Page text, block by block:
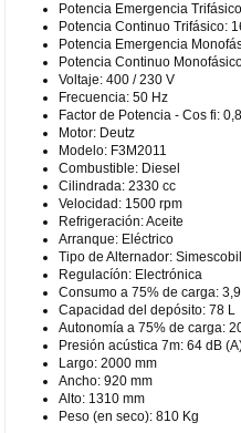
Potencia Emergencia
Potencia Continuo Trifásico:
Potencia Emergencia
Potencia Continuo
Voltaje: 400 / 230 V
Frecuencia: 50 Hz
Factor de Potencia - Cos fi: 0,8
Motor: Deutz
Modelo: F3M2011
Combustible: Diesel
Cilindrada: 2330 cc
Velocidad: 1500 rpm
Refrigeración: Aceite
Arranque: Eléctrico
Tipo de Alternador:
Regulacíón: Electrónica
Consumo a 75% de carga:
Capacidad del depósito: 78 L
Autonomía a 75% de carga:
Presión acústica 7m: 64 dB
Largo: 2000 mm
Ancho: 920 mm
Alto: 1310 mm
Peso (en seco): 810 Kg